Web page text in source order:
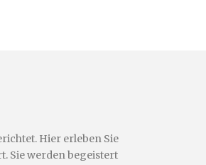
Hier erleben Sie
Sie werden begeistert